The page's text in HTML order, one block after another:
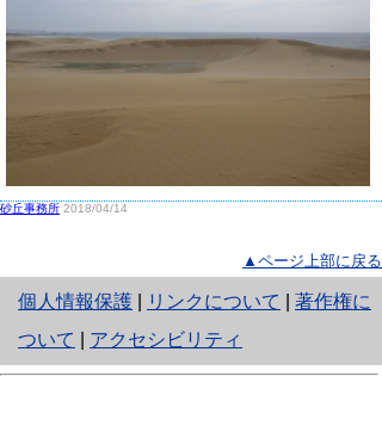
砂丘事務所 2018/04/14
▲ページ上部に戻る
個人情報保護
と
り
ネ
リンクについて
著作権に
ついて
アクセシビリティ